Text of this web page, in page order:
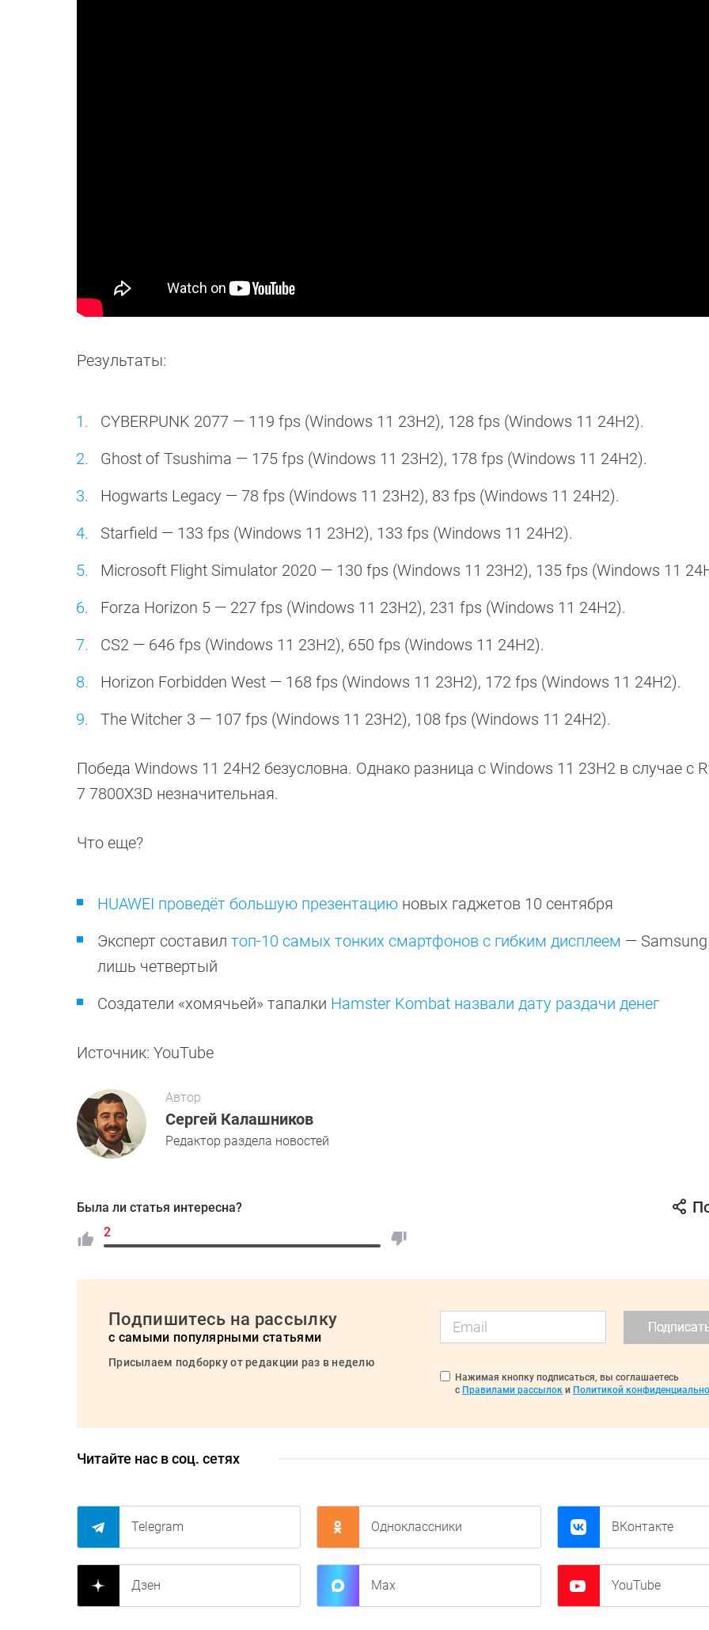
Результаты:
CYBERPUNK 2077 — 119 fps (Windows 11 23H2), 128 fps (Windows 11 24H2).
Ghost of Tsushima — 175 fps (Windows 11 23H2), 178 fps (Windows 11 24H2).
Hogwarts Legacy — 78 fps (Windows 11 23H2), 83 fps (Windows 11 24H2).
Starfield — 133 fps (Windows 11 23H2), 133 fps (Windows 11 24H2).
Microsoft Flight Simulator 2020 — 130 fps (Windows 11 23H2), 135 fps (Windows 11
Forza Horizon 5 — 227 fps (Windows 11 23H2), 231 fps (Windows 11 24H2).
CS2 — 646 fps (Windows 11 23H2), 650 fps (Windows 11 24H2).
Horizon Forbidden West — 168 fps (Windows 11 23H2), 172 fps (Windows 11 24H2).
The Witcher 3 — 107 fps (Windows 11 23H2), 108 fps (Windows 11 24H2).
Победа Windows 11 24H2 безусловна. Однако разница с Windows 11 23H2 в случае с
7 7800X3D незначительная.
Что еще?
HUAWEI проведёт большую презентацию новых гаджетов 10 сентября
Эксперт составил топ-10 самых тонких смартфонов с гибким дисплеем — Samsung
лишь четвертый
Создатели «хомячьей» тапалки Hamster Kombat назвали дату раздачи денег
Источник: YouTube
Автор
Сергей Калашников
Редактор раздела новостей
Была ли статья интересна?
2
Подпишитесь на рассылку
с самыми популярными статьями
Присылаем подборку от редакции раз в неделю
Нажимая кнопку подписаться, вы соглашаетесь
с Правилами рассылок и Политикой
Читайте нас в соц. сетях
Telegram Одноклассники ВКонтакте
Дзен Max YouTube